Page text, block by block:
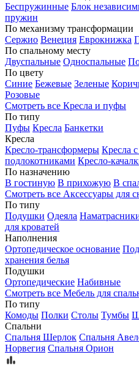
Беспружинные Блок
пружин
По механизму трансформации
Сержио Венеция Еврокнижка
По спальному месту
Двуспальные Односпальные
По цвету
Синие Бежевые Зеленые
Розовые
Смотреть все Кресла и пуфы
По типу
Пуфы Кресла Банкетки
Кресла
Кресло-трансформеры Кресла
подлокотниками Кресло-
По назначению
В гостиную В прихожую В
Смотреть все Аксессуары для
По типу
Подушки Одеяла
для кроватей
Наполнения
Ортопедическое основание
хранения белья
Подушки
Ортопедические Набивные
Смотреть все Мебель для
По типу
Комоды Полки Столы Тумбы
Спальни
Спальня Шерлок Спальня
Норвегия Спальня Орион